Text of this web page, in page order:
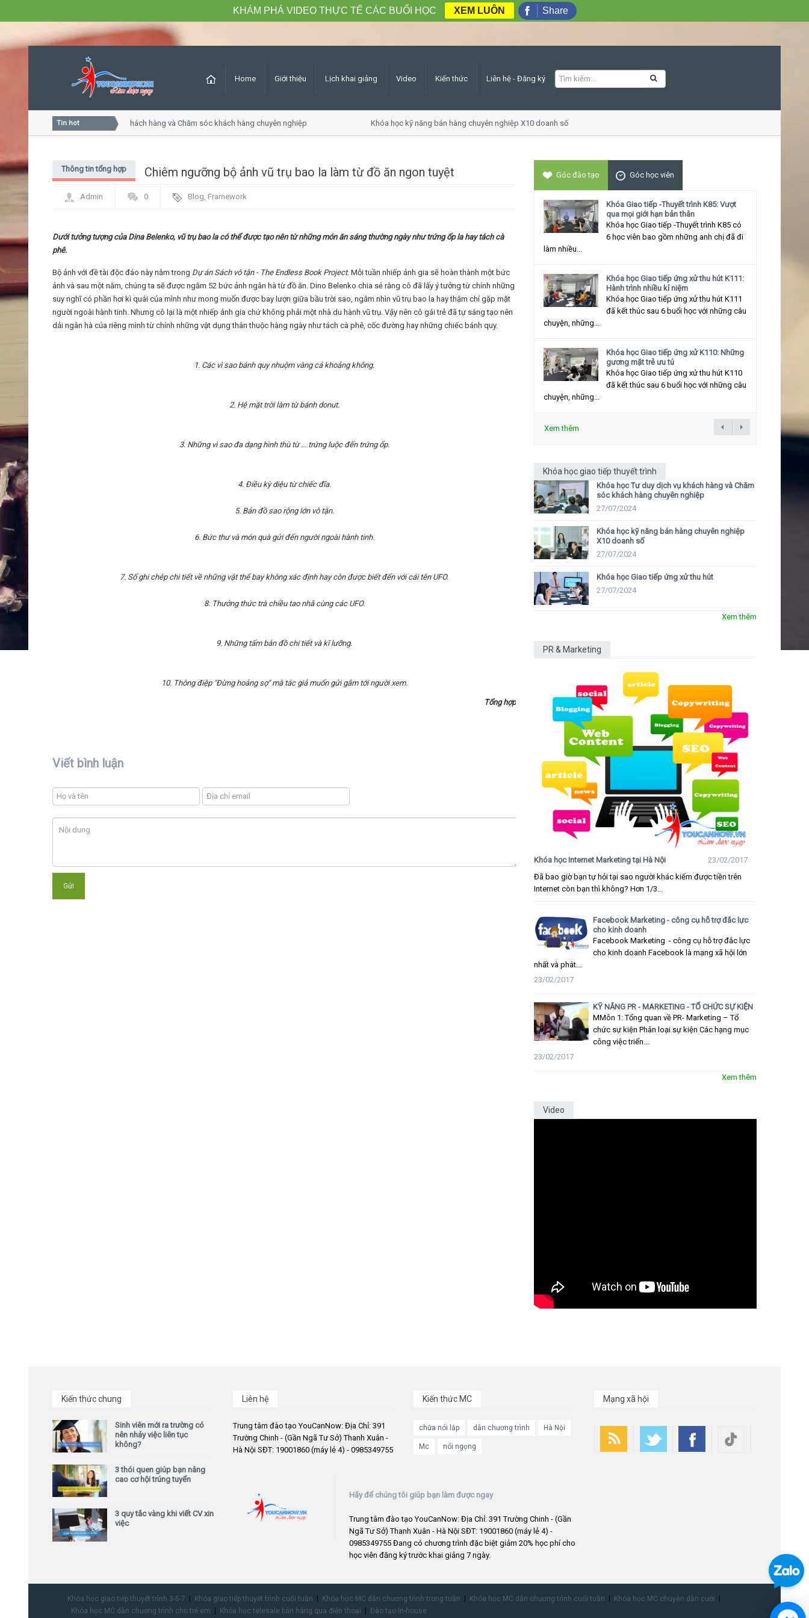
Home Giới thiệu Lịch khai giảng Video Kiến thức Liên hệ - Đăng ký
Tin hot
Khóa học Tư duy dịch vụ khách hàng và Chăm sóc khách hàng chuyên nghiệp Khóa học kỹ năng bán hàng chuyên nghiệp X10 doanh số
Chiêm ngưỡng bộ ảnh vũ trụ bao la làm từ đồ ăn ngon tuyệt
Thông tin tổng hợp
Admin 0 Blog, Framework
Dưới tưởng tượng của Dina Belenko, vũ trụ bao la có thể được tạo nên từ những món ăn sáng thường ngày như trứng ốp la hay tách cà
phê.
Bộ ảnh với đề tài độc đáo này nằm trong Dự án Sách vô tận - The Endless Book Project. Mỗi tuần nhiếp ảnh gia sẽ hoàn thành một bức
ảnh và sau một năm, chúng ta sẽ được ngắm 52 bức ảnh ngân hà từ đồ ăn. Dino Belenko chia sẻ rằng cô đã lấy ý tưởng từ chính những
suy nghĩ có phần hơi kì quái của mình như mong muốn được bay lượn giữa bầu trời sao, ngắm nhìn vũ trụ bao la hay thậm chí gặp mặt
người ngoài hành tinh. Nhưng cô lại là một nhiếp ảnh gia chứ không phải một nhà du hành vũ trụ. Vậy nên cô gái trẻ đã tự sáng tạo nên
dải ngân hà của riêng mình từ chính những vật dụng thân thuộc hàng ngày như tách cà phê, cốc đường hay những chiếc bánh quy.
1. Các vì sao bánh quy nhuộm vàng cả khoảng không.
2. Hệ mặt trời làm từ bánh donut.
3. Những vì sao đa dạng hình thù từ ... trứng luộc đến trứng ốp.
4. Điều kỳ diệu từ chiếc đĩa.
5. Bản đồ sao rộng lớn vô tận.
6. Bức thư và món quà gửi đến người ngoài hành tinh.
7. Sổ ghi chép chi tiết về những vật thể bay không xác định hay còn được biết đến với cái tên UFO.
8. Thưởng thức trà chiều tao nhã cùng các UFO.
9. Những tấm bản đồ chi tiết và kĩ lưỡng.
10. Thông điệp "Đừng hoảng sợ" mà tác giả muốn gửi gắm tới người xem.
Tổng hợp
Viết bình luận
Góc đào tạo Góc học viên
Khóa Giao tiếp -Thuyết trình K85: Vượt
qua mọi giới hạn bản thân
Khóa học Giao tiếp -Thuyết trình K85 có
6 học viên bao gồm những anh chị đã đi
làm nhiều...
Khóa học Giao tiếp ứng xử thu hút K111:
Hành trình nhiều kỉ niệm
Khóa học Giao tiếp ứng xử thu hút K111
đã kết thúc sau 6 buổi học với những câu
chuyện, những...
Khóa học Giao tiếp ứng xử K110: Những
gương mặt trẻ ưu tú
Khóa học Giao tiếp ứng xử thu hút K110
đã kết thúc sau 6 buổi học với những câu
chuyện, những...
Xem thêm
Khóa học giao tiếp thuyết trình
Khóa học Tư duy dịch vụ khách hàng và Chăm
sóc khách hàng chuyên nghiệp
27/07/2024
Khóa học kỹ năng bán hàng chuyên nghiệp
X10 doanh số
27/07/2024
Khóa học Giao tiếp ứng xử thu hút
27/07/2024
Xem thêm
PR & Marketing
Khóa học Internet Marketing tại Hà Nội
23/02/2017
Đã bao giờ bạn tự hỏi tại sao người khác kiếm được tiền trên
Internet còn bạn thì không? Hơn 1/3...
Facebook Marketing - công cụ hỗ trợ đắc lực
cho kinh doanh
Facebook Marketing - công cụ hỗ trợ đắc lực
cho kinh doanh Facebook là mạng xã hội lớn
nhất và phát...
23/02/2017
KỸ NĂNG PR - MARKETING - TỔ CHỨC SỰ KIỆN
MMôn 1: Tổng quan về PR- Marketing – Tổ
chức sự kiện Phân loại sự kiện Các hạng mục
công việc triển...
23/02/2017
Xem thêm
Video
Kiến thức chung
Sinh viên mới ra trường có
nên nhảy việc liên tục
không?
3 thói quen giúp bạn nâng
cao cơ hội trúng tuyển
3 quy tắc vàng khi viết CV xin
việc
Liên hệ
Trung tâm đào tạo YouCanNow: Địa Chỉ: 391
Trường Chinh - (Gần Ngã Tư Sở) Thanh Xuân -
Hà Nội SĐT: 19001860 (máy lẻ 4) - 0985349755
Kiến thức MC
chữa nói lắp dẫn chương trình Hà Nội
Mc nói ngọng
Mạng xã hội
Hãy để chúng tôi giúp bạn làm được ngay
Trung tâm đào tạo YouCanNow: Địa Chỉ: 391 Trường Chinh - (Gần
Ngã Tư Sở) Thanh Xuân - Hà Nội SĐT: 19001860 (máy lẻ 4) -
0985349755 Đang có chương trình đặc biệt giảm 20% học phí cho
học viên đăng ký trước khai giảng 7 ngày.
Khóa học giao tiếp thuyết trình 3-5-7 Khóa giao tiếp thuyết trình cuối tuần Khóa học MC dẫn chương trình trong tuần Khóa học MC dẫn chương trình cuối tuần
Khóa học MC chuyên dẫn cưới
Khóa học MC dẫn chương trình cho trẻ em
Khóa học telesale bán hàng qua điện thoại Đào tạo In-house
KHÁM PHÁ VIDEO THỰC TẾ CÁC BUỔI HỌC XEM LUÔN Share